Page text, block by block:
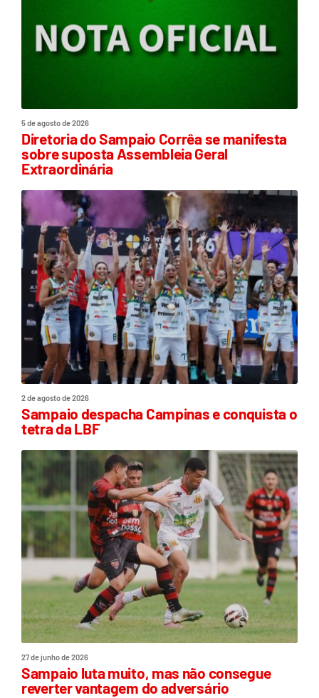
5 de agosto de 2026
Diretoria do Sampaio Corrêa se manifesta
sobre suposta Assembleia Geral
Extraordinária
2 de agosto de 2026
Sampaio despacha Campinas e conquista o
tetra da LBF
27 de junho de 2026
Sampaio luta muito, mas não consegue
reverter vantagem do adversário